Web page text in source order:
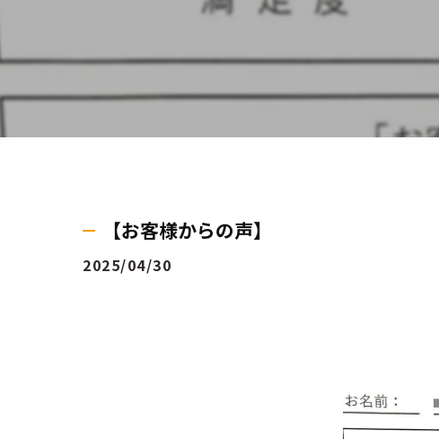
【お客様からの声】
2025/04/30